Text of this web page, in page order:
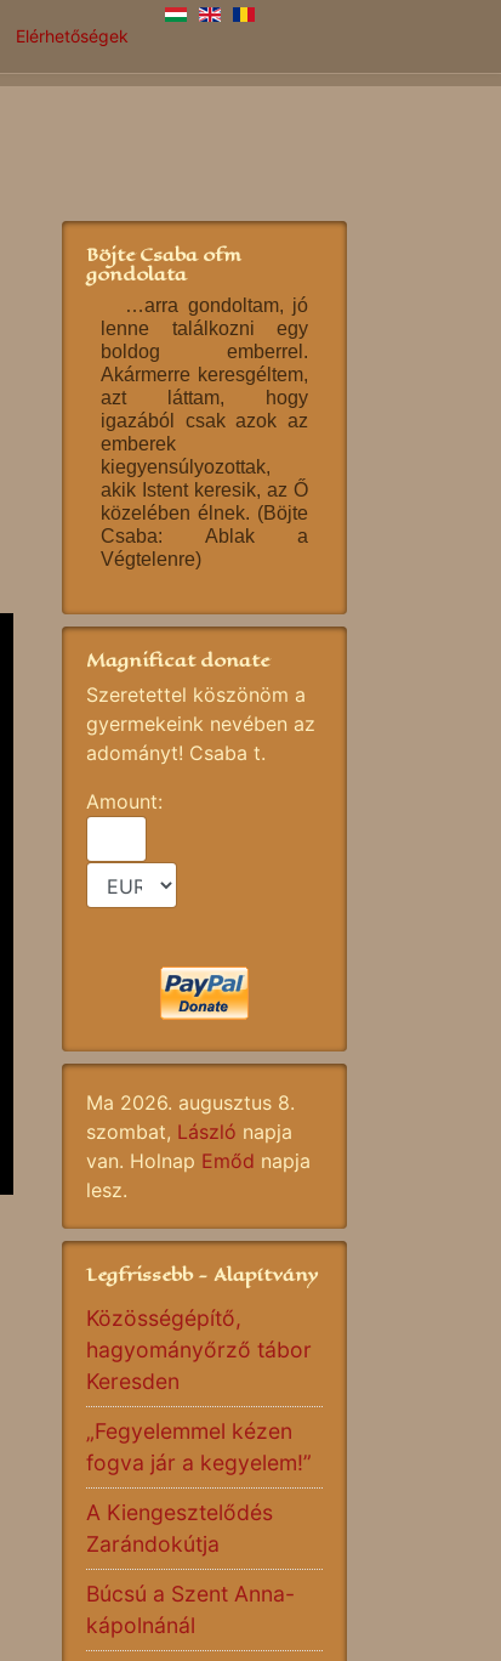
Elérhetőségek
Böjte Csaba ofm
gondolata
…arra gondoltam, jó
lenne találkozni egy
boldog emberrel.
Akármerre keresgéltem,
azt láttam, hogy
igazából csak azok az
emberek
kiegyensúlyozottak,
akik Istent keresik, az Ő
közelében élnek. (Böjte
Csaba: Ablak a
Végtelenre)
Magnificat donate
Szeretettel köszönöm a
gyermekeink nevében az
adományt! Csaba t.
Amount:
Ma 2026. augusztus 8.
szombat, László napja
van. Holnap Emőd napja
lesz.
Legfrissebb - Alapítvány
Közösségépítő,
hagyományőrző tábor
Keresden
„Fegyelemmel kézen
fogva jár a kegyelem!”
A Kiengesztelődés
Zarándokútja
Búcsú a Szent Anna-
kápolnánál